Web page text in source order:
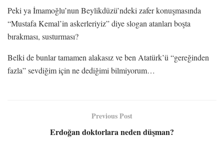
Peki ya İmamoğlu’nun Beylikdüzü’ndeki zafer konuşmasında
“Mustafa Kemal’in askerleriyiz” diye slogan atanları boşta
bırakması, susturması?
Belki de bunlar tamamen alakasız ve ben Atatürk’ü “gereğinden
fazla” sevdiğim için ne dediğimi bilmiyorum…
Previous Post
Erdoğan doktorlara neden düşman?